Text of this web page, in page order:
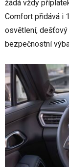
žádá vždy
Comfort přidává i
osvětlení, dešťový
bezpečnostní